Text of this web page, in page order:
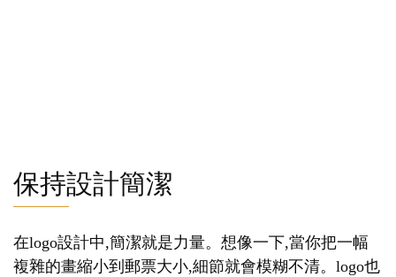
保持設計簡潔
在logo設計中,簡潔就是力量。想像一下,當你把一幅
複雜的畫縮小到郵票大小,細節就會模糊不清。logo也